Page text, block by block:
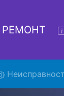
РЕМОНТ